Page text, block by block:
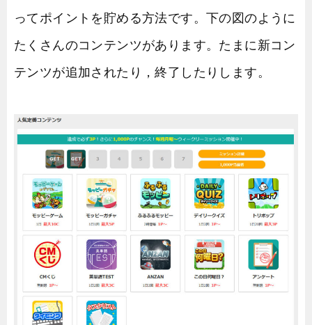
ってポイントを貯める方法です。下の図のように
たくさんのコンテンツがあります。たまに新コン
テンツが追加されたり，終了したりします。